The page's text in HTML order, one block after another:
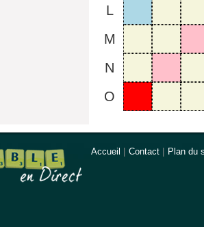
L
M
N
O
Accueil Contact Plan du